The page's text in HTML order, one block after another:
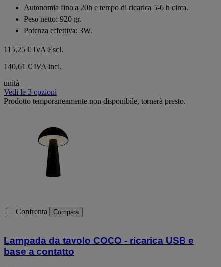
Autonomia fino a 20h e tempo di ricarica 5-6 h circa.
Peso netto: 920 gr.
Potenza effettiva: 3W.
115,25 € IVA Escl.
140,61 € IVA incl.
unità
Vedi le 3 opzioni
Prodotto temporaneamente non disponibile, tornerà presto.
Confronta Compara
Lampada da tavolo COCO - ricarica USB e
base a contatto